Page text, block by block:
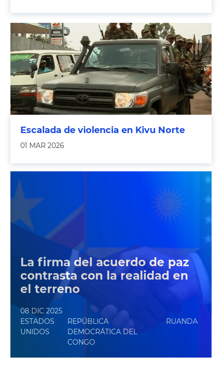
Escalada de violencia en Kivu Norte
01 MAR 2026
La firma del acuerdo de paz
contrasta con la realidad en
el terreno
08 DIC 2025
ESTADOS
UNIDOS
REPÚBLICA
DEMOCRÁTICA DEL
CONGO
RUANDA